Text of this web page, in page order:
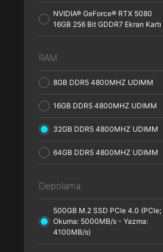
NVIDIA® GeForce® RTX 5080
16GB 256 Bit GDDR7 Ekran Kartı
RAM
8GB DDR5 4800MHZ UDIMM
16GB DDR5 4800MHZ UDIMM
32GB DDR5 4800MHZ UDIMM
64GB DDR5 4800MHZ UDIMM
Depolama
500GB M.2 SSD PCle 4.0 (PCle;
Okuma: 5000MB/s - Yazma:
4100MB/s)